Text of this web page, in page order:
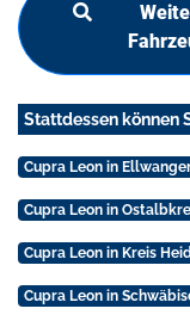
Stattdessen können
Cupra Leon in
Cupra Leon in
Cupra Leon in Kreis
Cupra Leon in